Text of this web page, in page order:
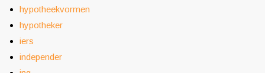
hypotheekvormen
hypotheker
iers
independer